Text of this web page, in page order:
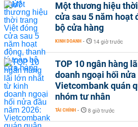
Một thương hiệu
cửa sau 5 năm hoạt
bộ cửa hàng
KINH DOANH - 14 giờ trước
TOP 10 ngân hàng
doanh ngoại hối
Vietcombank quán
nhóm tư nhân
TÀI CHÍNH - 8 giờ trước